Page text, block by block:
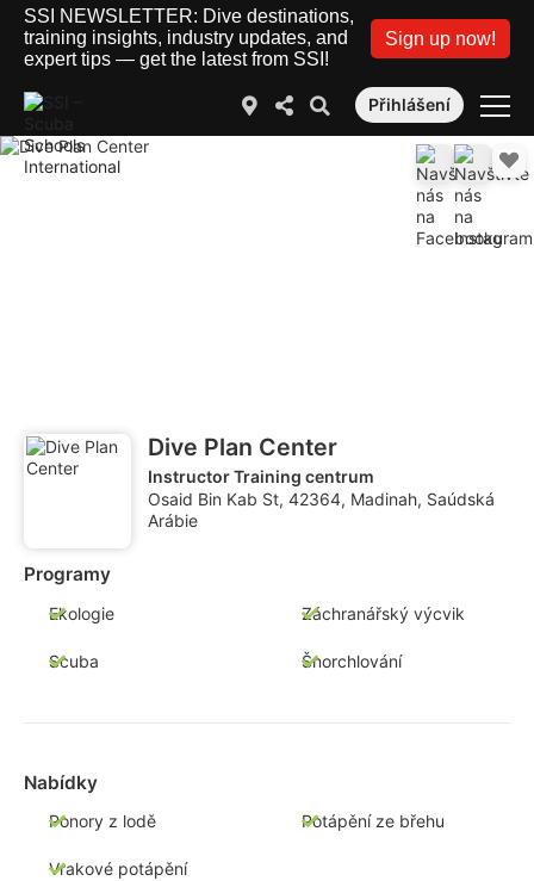
SSI NEWSLETTER: Dive destinations,
training insights, industry updates, and
expert tips — get the latest from SSI!
Sign up now!
Přihlášení
Dive Plan Center
Instructor Training centrum
Osaid Bin Kab St, 42364, Madinah, Saúdská
Arábie
Programy
Ekologie Záchranářský výcvik
Scuba Šnorchlování
Nabídky
Ponory z lodě Potápění ze břehu
Vrakové potápění